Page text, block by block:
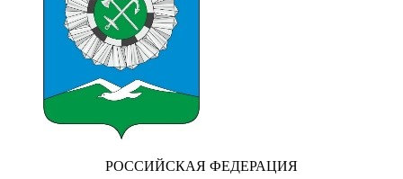
РОССИЙСКАЯ ФЕДЕРАЦИЯ